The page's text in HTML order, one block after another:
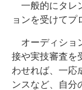
一般的にタレ
ョンを受けてプ
オーディショ
接や実技審査を
わせれば、一応
ンスなど、自分